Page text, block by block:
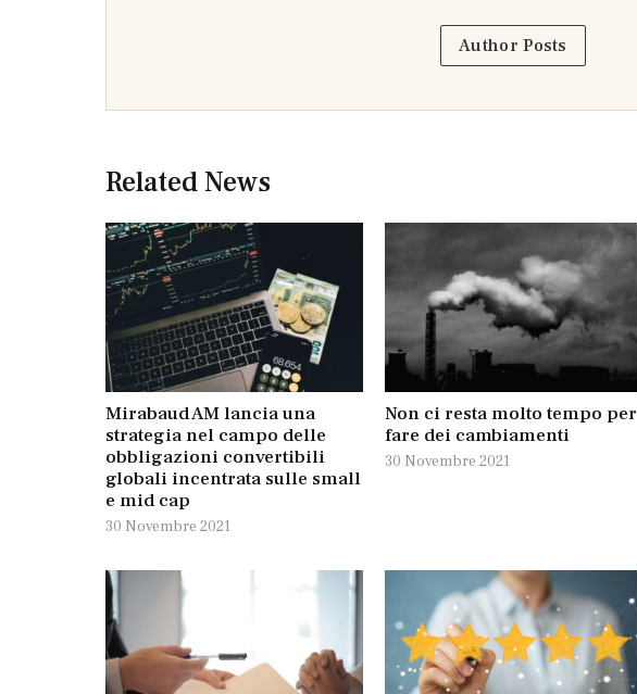
Author Posts
Related News
Mirabaud AM lancia una
strategia nel campo delle
obbligazioni convertibili
globali incentrata sulle small
e mid cap
30 Novembre 2021
Non ci resta molto tempo per
fare dei cambiamenti
30 Novembre 2021